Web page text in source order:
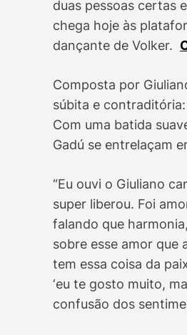
duas pessoas certas
chega hoje às
dançante de Volker.
Composta por
súbita e
Com uma batida
Gadú se entrelaçam
“Eu ouvi o Giuliano
super liberou. Foi
falando que
sobre esse amor que
tem essa coisa da
‘eu te gosto muito,
confusão dos